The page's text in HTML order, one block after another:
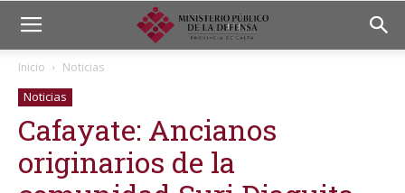
Inicio Noticias
Noticias
Cafayate: Ancianos
originarios de la